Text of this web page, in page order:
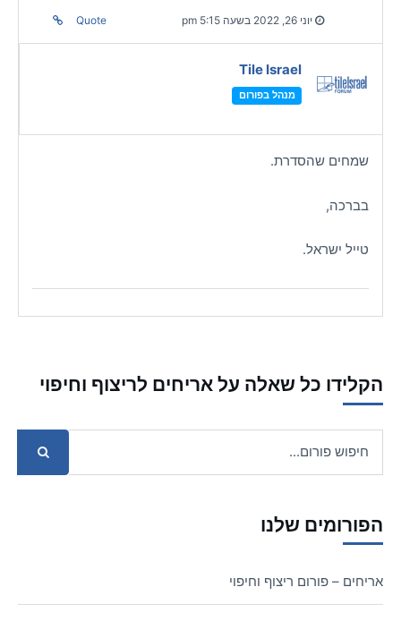
יוני 26, 2022 בשעה 5:15 pm Quote
Tile Israel
מנהל בפורום
שמחים שהסדרת.
בברכה,
טייל ישראל.
הקלידו כל שאלה על אריחים לריצוף וחיפוי
הפורומים שלנו
אריחים – פורום ריצוף וחיפוי